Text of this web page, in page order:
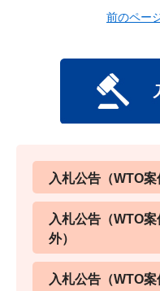
前のペー
入札公告（WTO案
入札公告（WTO
外）
入札公告（WTO案